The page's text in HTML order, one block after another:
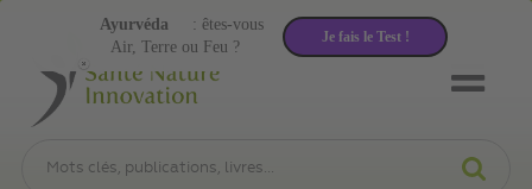
Air, Terre ou Feu ?
Ayurvéda : êtes-vous
Je fais le Test !